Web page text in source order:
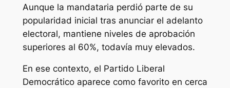
Aunque la mandataria perdió parte de su
popularidad inicial tras anunciar el adelanto
electoral, mantiene niveles de aprobación
superiores al 60%, todavía muy elevados.
En ese contexto, el Partido Liberal
Democrático aparece como favorito en cerca